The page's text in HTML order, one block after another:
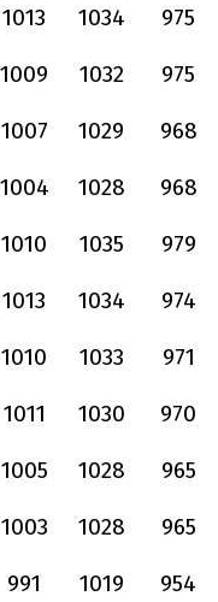
1013 1034 975
1009 1032 975
1007 1029 968
1004 1028 968
1010 1035 979
1013 1034 974
1010 1033 971
1011 1030 970
1005 1028 965
1003 1028 965
991 1019 954